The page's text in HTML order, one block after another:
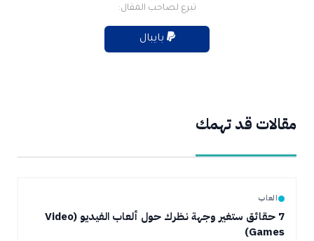
تبرع لصاحب المقال:
مقالات قد تهمك
العاب
7 حقائق ستغير وجهة نظرك حول ألعاب الفيديو (Video
Games)